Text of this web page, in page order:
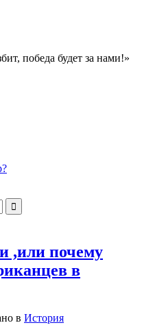
победа будет за нами!»
победа будет за нами!»
,или почему
в
в История